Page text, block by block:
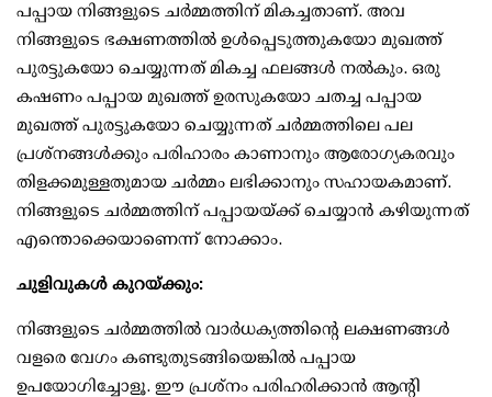
പപ്പായ നിങ്ങളുടെ ചര്‍മ്മത്തിന് മികച്ചതാണ്. അവ
നിങ്ങളുടെ ഭക്ഷണത്തില്‍ ഉള്‍പ്പെടുത്തുകയോ മുഖത്ത്
പുരട്ടുകയോ ചെയ്യുന്നത് മികച്ച ഫലങ്ങള്‍ നല്‍കും. ഒരു
കഷണം പപ്പായ മുഖത്ത് ഉരസുകയോ ചതച്ച പപ്പായ
മുഖത്ത് പുരട്ടുകയോ ചെയ്യുന്നത് ചര്‍മ്മത്തിലെ പല
പ്രശ്നങ്ങള്‍ക്കും പരിഹാരം കാണാനും ആരോഗ്യകരവും
തിളക്കമുള്ളതുമായ ചര്‍മ്മം ലഭിക്കാനും സഹായകമാണ്.
നിങ്ങളുടെ ചര്‍മ്മത്തിന് പപ്പായയ്ക്ക് ചെയ്യാന്‍ കഴിയുന്നത്
എന്തൊക്കെയാണെന്ന് നോക്കാം.
ചുളിവുകള്‍ കുറയ്ക്കും:
നിങ്ങളുടെ ചര്‍മ്മത്തില്‍ വാര്‍ധക്യത്തിന്റെ ലക്ഷണങ്ങള്‍
വളരെ വേഗം കണ്ടുതുടങ്ങിയെങ്കില്‍ പപ്പായ
ഉപയോഗിച്ചോളൂ. ഈ പ്രശ്‌നം പരിഹരിക്കാന്‍ ആന്റി